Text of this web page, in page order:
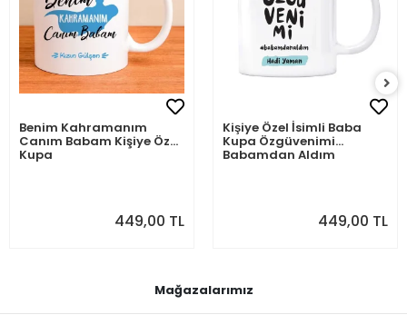
Benim Kahramanım
Canım Babam Kişiye Özel
Kupa
449,00 TL
Kişiye Özel İsimli Baba
Kupa Özgüvenimi
Babamdan Aldım
449,00 TL
Mağazalarımız